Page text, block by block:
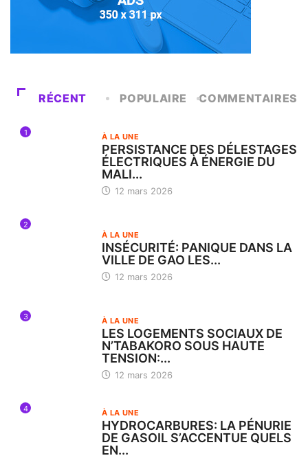
RÉCENT POPULAIRE COMMENTAIRES
1 À LA UNE
PERSISTANCE DES DÉLESTAGES
ÉLECTRIQUES À ÉNERGIE DU
MALI...
12 mars 2026
2
À LA UNE
INSÉCURITÉ: PANIQUE DANS LA
VILLE DE GAO LES...
12 mars 2026
3 À LA UNE
LES LOGEMENTS SOCIAUX DE
N’TABAKORO SOUS HAUTE
TENSION:...
12 mars 2026
4 À LA UNE
HYDROCARBURES: LA PÉNURIE
DE GASOIL S’ACCENTUE QUELS
EN...